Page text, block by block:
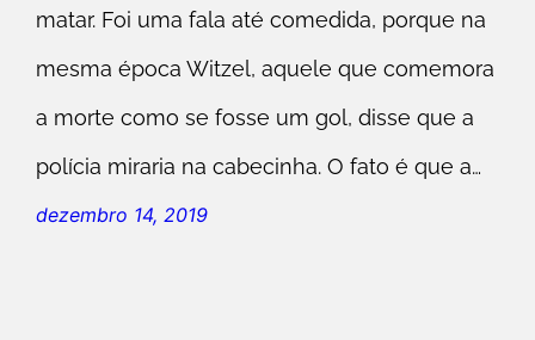
matar. Foi uma fala até comedida, porque na
mesma época Witzel, aquele que comemora
a morte como se fosse um gol, disse que a
polícia miraria na cabecinha. O fato é que a…
dezembro 14, 2019